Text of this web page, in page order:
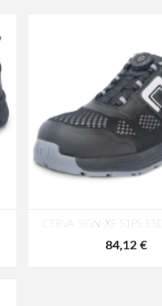
CERVA SIGN-XF S1PS
84,12 €